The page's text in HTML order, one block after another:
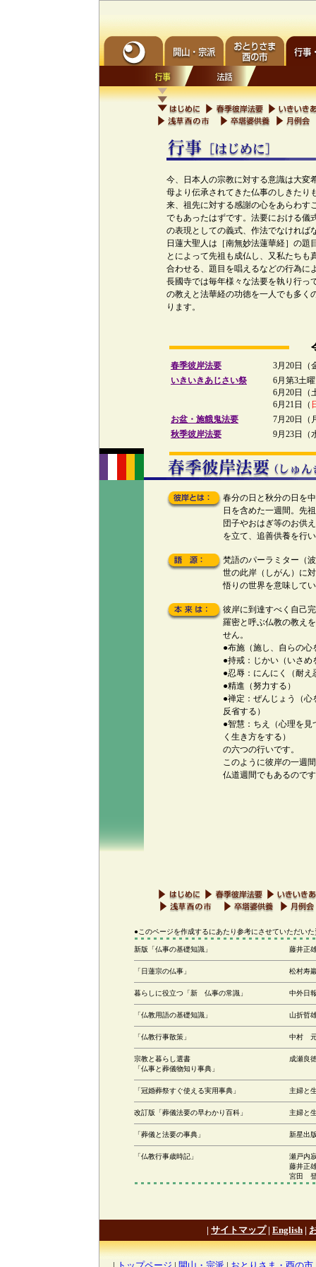
今、日本人の宗教に対する意識は大変
母より伝承されてきた仏事のしきたり
来、祖先に対する感謝の心をあらわす
でもあったはずです。法要における儀
の表現としての義式、作法でなければ
日蓮大聖人は［南無妙法蓮華経］の
とによって先祖も成仏し、又私たち
合わせる、題目を唱えるなどの行為に
長國寺では毎年様々な法要を執り行っ
の教えと法華経の功徳を一人でも多く
ります。
春季彼岸法要
3月20日（
いきいきあじさい祭
6月第3土
6月20日（
6月21日（
お盆・施餓鬼法要
7月20日（
秋季彼岸法要
9月23日（
春分の日と秋分の日を
日を含めた一週間。先
団子やおはぎ等のお供
を立て、追善供養を行
梵語のパーラミター（
世の此岸（しがん）に
悟りの世界を意味して
彼岸に到達すべく自己
羅密と呼ぶ仏教の教え
せん。
●布施（施し、自らの
●持戒：じかい（いさめ
●忍辱：にんにく（耐え
●精進（努力する）
●禅定：ぜんじょう（
反省する）
●智慧：ちえ（心理を
く生き方をする）
の六つの行いです。
このように彼岸の一週
仏道週間でもあるので
●このページを作成するにあたり参考にさせていただい
新版「仏事の基礎知識」 藤井正
「日蓮宗の仏事」 松村寿
暮らしに役立つ「新 仏事の常識」 中外日
「仏教用語の基礎知識」 山折哲
「仏教行事散策」 中村
宗教と暮らし選書
「仏事と葬儀物知り事典」
成瀬良
「冠婚葬祭すぐ使える実用事典」 主婦と
改訂版「葬儀法要の早わかり百科」 主婦と
「葬儀と法要の事典」 新星出
「仏教行事歳時記」
瀬戸内
藤井正
宮田
| サイトマップ| English |